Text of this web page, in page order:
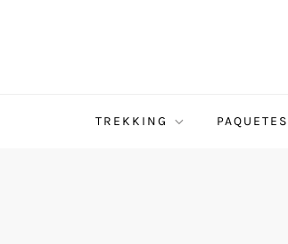
TREKKING PAQUETES